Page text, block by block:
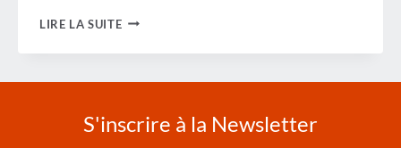
LIRE LA SUITETARIFICATION
S'inscrire à la Newsletter